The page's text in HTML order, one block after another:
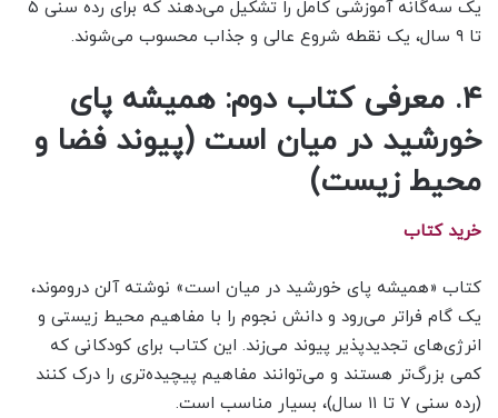
یک سه‌گانه آموزشی کامل را تشکیل می‌دهند که برای رده سنی ۵
تا ۹ سال، یک نقطه شروع عالی و جذاب محسوب می‌شوند.
۴. معرفی کتاب دوم: همیشه پای
خورشید در میان است (پیوند فضا و
محیط زیست)
خرید کتاب
کتاب «همیشه پای خورشید در میان است» نوشته آلن دروموند،
یک گام فراتر می‌رود و دانش نجوم را با مفاهیم محیط زیستی و
انرژی‌های تجدیدپذیر پیوند می‌زند. این کتاب برای کودکانی که
کمی بزرگ‌تر هستند و می‌توانند مفاهیم پیچیده‌تری را درک کنند
(رده سنی ۷ تا ۱۱ سال)، بسیار مناسب است.